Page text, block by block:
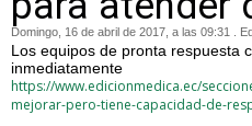
Domingo, 16 de abril de 2017, a las 09:31 .
Los equipos de pronta respuesta
inmediatamente
https://www.edicionmedica.ec/
mejorar-pero-tiene-capacidad-de-